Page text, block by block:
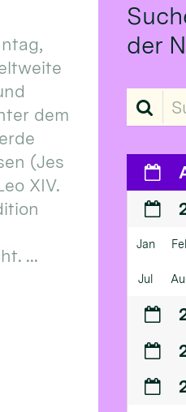
dem
(Jes
XIV.
...
der
Jan
Jul